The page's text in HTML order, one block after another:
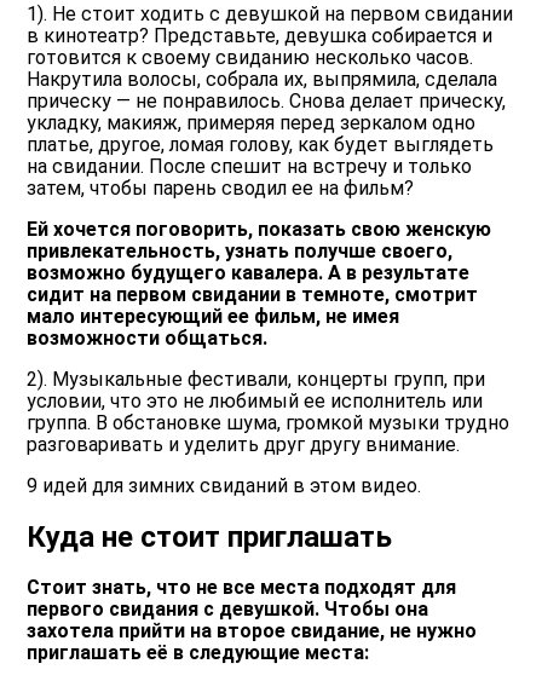
1). Не стоит ходить с девушкой на первом свидании
в кинотеатр? Представьте, девушка собирается и
готовится к своему свиданию несколько часов.
Накрутила волосы, собрала их, выпрямила, сделала
прическу — не понравилось. Снова делает прическу,
укладку, макияж, примеряя перед зеркалом одно
платье, другое, ломая голову, как будет выглядеть
на свидании. После спешит на встречу и только
затем, чтобы парень сводил ее на фильм?
Ей хочется поговорить, показать свою женскую
привлекательность, узнать получше своего,
возможно будущего кавалера. А в результате
сидит на первом свидании в темноте, смотрит
мало интересующий ее фильм, не имея
возможности общаться.
2). Музыкальные фестивали, концерты групп, при
условии, что это не любимый ее исполнитель или
группа. В обстановке шума, громкой музыки трудно
разговаривать и уделить друг другу внимание.
9 идей для зимних свиданий в этом видео.
Куда не стоит приглашать
Стоит знать, что не все места подходят для
первого свидания с девушкой. Чтобы она
захотела прийти на второе свидание, не нужно
приглашать её в следующие места: